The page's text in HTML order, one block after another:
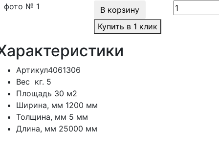
Артикул4061306
Вес кг. 5
Площадь 30 м2
Ширина, мм 1200 мм
Толщина, мм 5 мм
Длина, мм 25000 мм
В корзину
Купить в 1 клик